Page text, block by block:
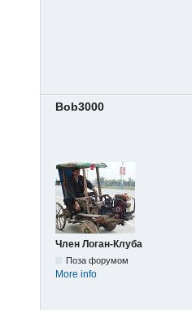
Bob3000
Член Логан-Клуба
Поза форумом
More info